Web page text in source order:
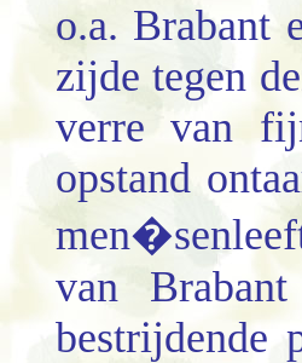
o.a. Brabant
zijde tegen
verre van
opstand
van
bestrijdende